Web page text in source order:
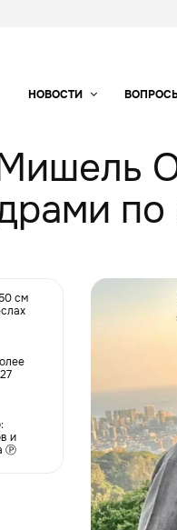
НОВОСТИ
см
и
Ⓟ